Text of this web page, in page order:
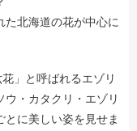
た北海道の花が中心に
」と呼ばれるエゾリ
ウ・カタクリ・エゾリ
とに美しい姿を見せま